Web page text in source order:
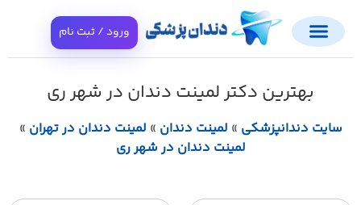
ورود / ثبت نام
بهترین دکتر لمینت دندان در شهر ری
سایت دندانپزشکی»لمینت دندان»لمینت دندان در تهران»
لمینت دندان در شهر ری